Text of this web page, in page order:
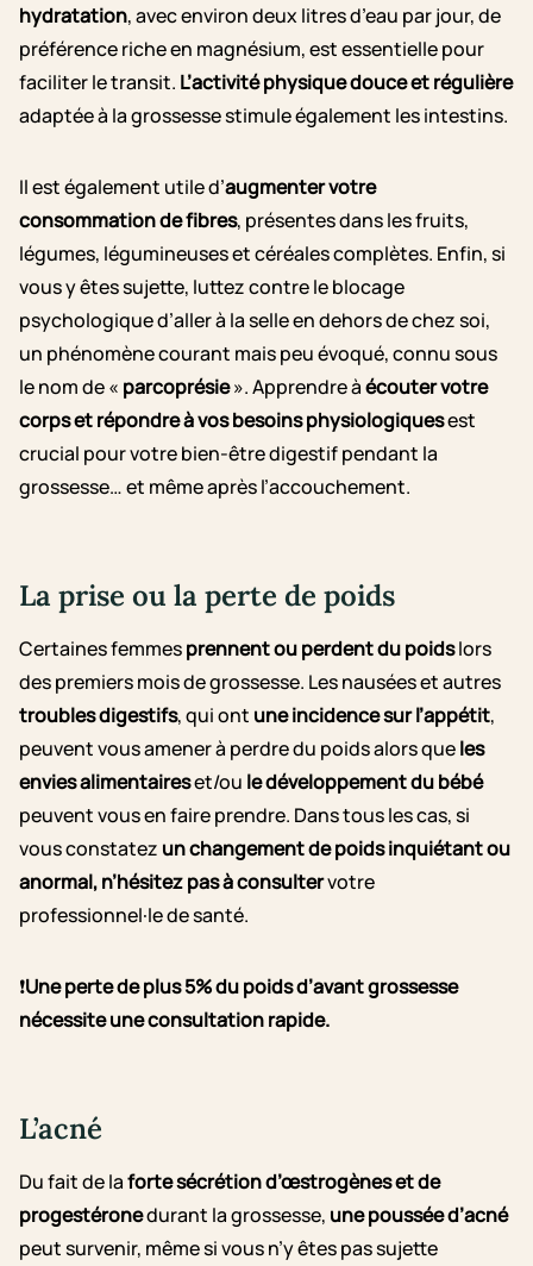
hydratation, avec environ deux litres d’eau par jour, de
préférence riche en magnésium, est essentielle pour
faciliter le transit. L’activité physique douce et régulière
adaptée à la grossesse stimule également les intestins.
Il est également utile d’augmenter votre
consommation de fibres, présentes dans les fruits,
légumes, légumineuses et céréales complètes. Enfin, si
vous y êtes sujette, luttez contre le blocage
psychologique d’aller à la selle en dehors de chez soi,
un phénomène courant mais peu évoqué, connu sous
le nom de « parcoprésie». Apprendre àécouter votre
corps et répondre à vos besoins physiologiquesest
crucial pour votre bien-être digestif pendant la
grossesse… et même après l’accouchement.
La prise ou la perte de poids
Certaines femmesprennent ou perdent du poidslors
des premiers mois de grossesse. Les nausées et autres
troubles digestifs, qui ont une incidence sur l’appétit,
peuvent vous amener à perdre du poids alors queles
envies alimentaireset/ou le développement du bébé
peuvent vous en faire prendre. Dans tous les cas, si
vous constatez un changement de poids inquiétant ou
anormal, n’hésitez pas à consultervotre
professionnel·le de santé.
❗Une perte de plus 5% du poids d’avant grossesse
nécessite une consultation rapide.
L’acné
Du fait de laforte sécrétion d’œstrogènes et de
progestéronedurant la grossesse, une poussée d’acné
peut survenir, même si vous n’y êtes pas sujette